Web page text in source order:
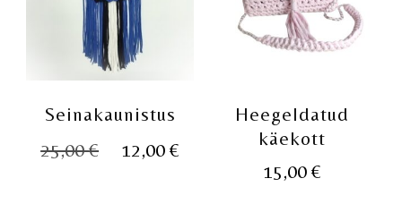
Seinakaunistus
25,00€
Algne
12,00€
Praegune
Heegeldatud
käekott
15,00 €